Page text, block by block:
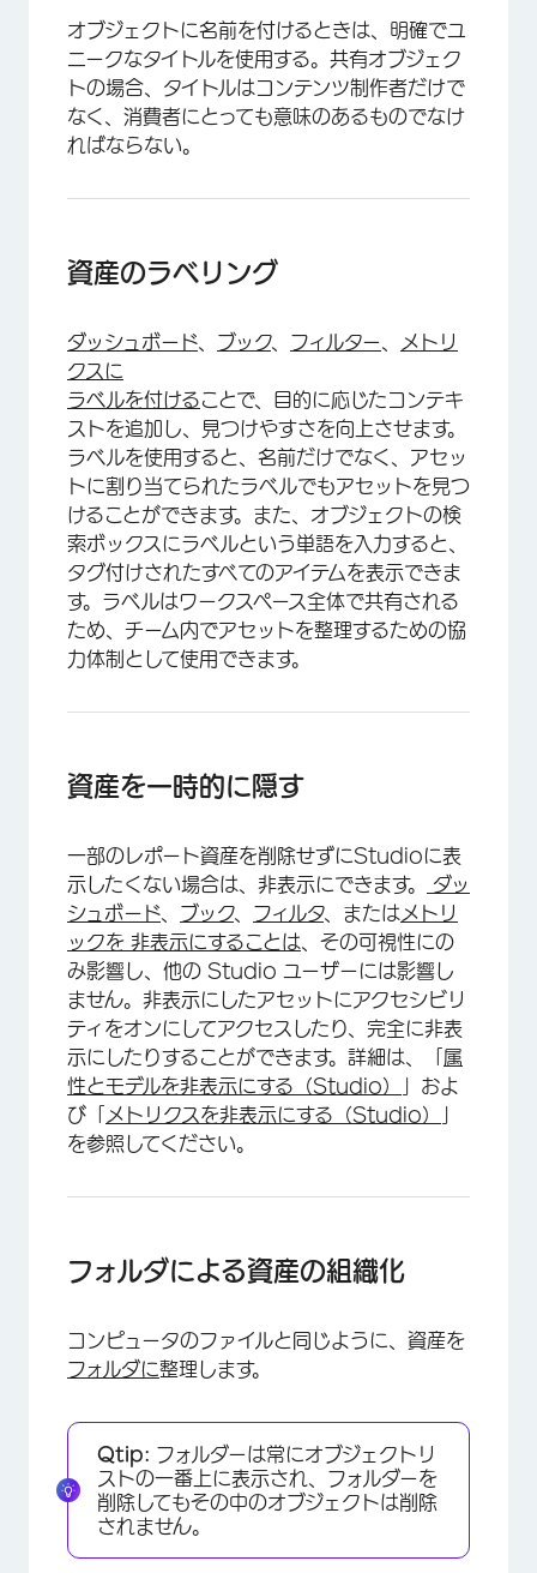
オブジェクトに名前を付けるときは、明確でユ
ニークなタイトルを使用する。共有オブジェク
トの場合、タイトルはコンテンツ制作者だけで
なく、消費者にとっても意味のあるものでなけ
ればならない。
資産のラベリング
ダッシュボード、 ブック、 フィルター、
メトリ
クスに
ラベルを付けることで、目的に応じたコンテキ
ストを追加し、見つけやすさを向上させます。
ラベルを使用すると、名前だけでなく、アセッ
トに割り当てられたラベルでもアセットを見つ
けることができます。また、オブジェクトの検
索ボックスにラベルという単語を入力すると、
タグ付けされたすべてのアイテムを表示できま
す。ラベルはワークスペース全体で共有される
ため、チーム内でアセットを整理するための協
力体制として使用できます。
資産を一時的に隠す
一部のレポート資産を削除せずにStudioに表
示したくない場合は、非表示にできます。
ダッ
シュボード、 ブック、 フィルタ、または メトリ
ックを 非表示にすることは、その可視性にの
み影響し、他の Studio ユーザーには影響し
ません。非表示にしたアセットにアクセシビリ
ティをオンにしてアクセスしたり、完全に非表
示にしたりすることができます。詳細は、「 属
性とモデルを非表示にする（Studio）
」およ
び「
メトリクスを非表示にする（Studio）
を参照してください。
フォルダによる資産の組織化
コンピュータのファイルと同じように、資産を
フォルダに整理します。
Qtip: フォルダーは常にオブジェクトリ
ストの一番上に表示され、フォルダーを
削除してもその中のオブジェクトは削除
されません。